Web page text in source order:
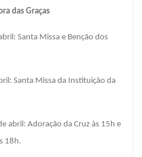
das Graças
Santa Missa e Benção dos
Santa Missa da Instituição da
abril: Adoração da Cruz às 15h e
18h.